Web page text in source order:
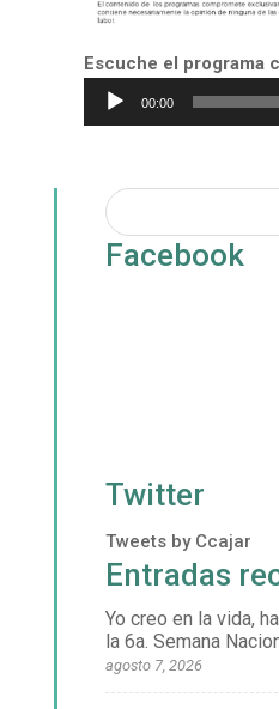
Escuche el programa
Reproductor
00:00
Facebook
Twitter
Tweets by Ccajar
Entradas
Yo creo en la vida,
la 6a. Semana
agosto 7, 2026